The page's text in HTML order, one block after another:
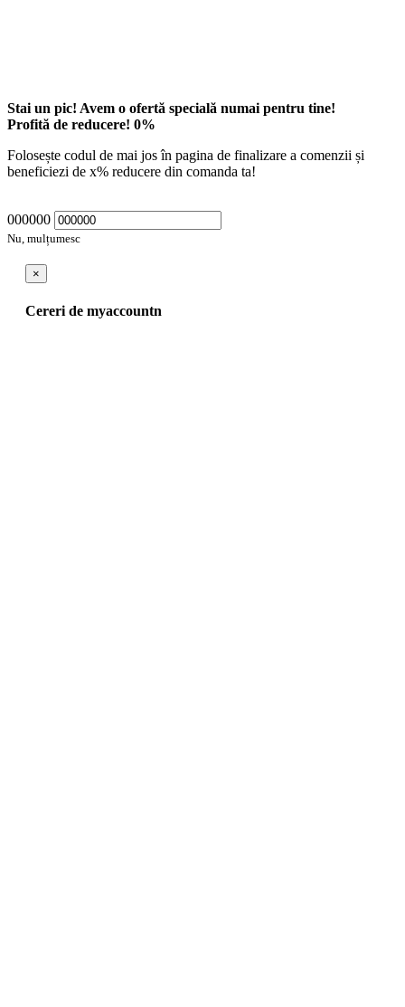
Stai un pic! Avem o ofertă specială numai pentru tine!
Profită de reducere! 0%
Folosește codul de mai jos în pagina de finalizare a comenzii și
beneficiezi de x% reducere din comanda ta!
000000
Nu, mulțumesc
×
Cereri de myaccountn